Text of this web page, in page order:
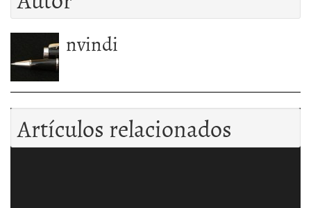
nvindi
Artículos relacionados